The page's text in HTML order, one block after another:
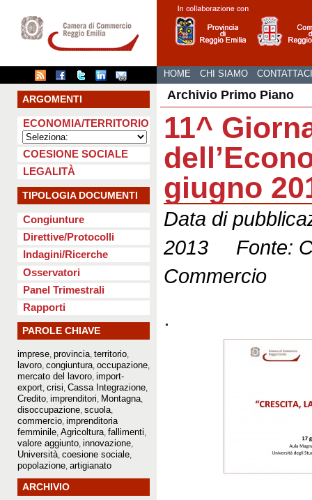
HOME CHI SIAMO CONTATTACI
ARGOMENTI
ECONOMIA/TERRITORIO
COESIONE SOCIALE
LEGALITÀ
TIPOLOGIA DOCUMENTI
Congiunture
Direttive/Protocolli
Indagini/Ricerche
Osservatori
Panel Trimestrali
Rapporti
PAROLE CHIAVE
imprese provincia territorio
lavoro congiuntura occupazione
mercato del lavoro import-
export crisi Cassa Integrazione
Credito imprenditori Montagna
disoccupazione scuola
commercio imprenditoria
femminile Agricoltura fallimenti
valore aggiunto innovazione
Università coesione sociale
popolazione artigianato
ARCHIVIO
Archivio Primo Piano
11^
giugno
Data di
2013 Fonte:
Commercio
.